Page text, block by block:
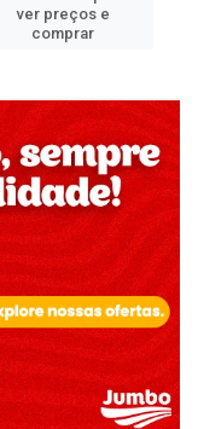
ver preços e
comprar